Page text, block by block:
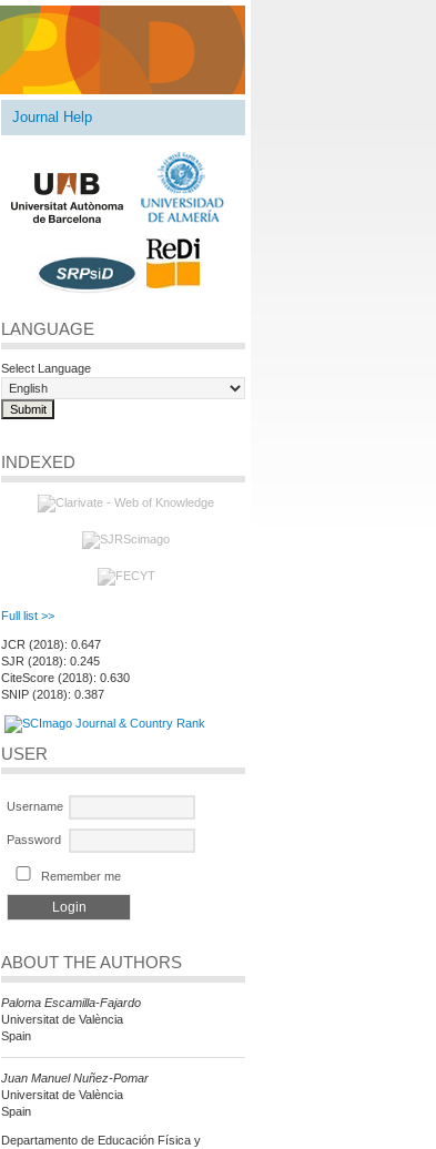
Journal Help
LANGUAGE
Select Language
INDEXED
Full list >>
JCR (2018): 0.647
SJR (2018): 0.245
CiteScore (2018): 0.630
SNIP (2018): 0.387
USER
Username
Password
Remember me
ABOUT THE AUTHORS
Paloma Escamilla-Fajardo
Universitat de València
Spain
Juan Manuel Nuñez-Pomar
Universitat de València
Spain
Departamento de Educación Física y